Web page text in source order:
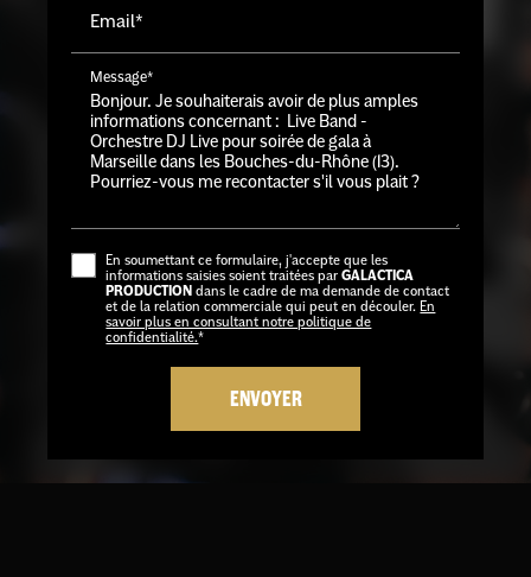
Email*
Message*
En soumettant ce formulaire, j'accepte que les
informations saisies soient traitées parGALACTICA
PRODUCTION dans le cadre de ma demande de contact
et de la relation commerciale qui peut en découler. En
savoir plus en consultant notre politique de
confidentialité.*